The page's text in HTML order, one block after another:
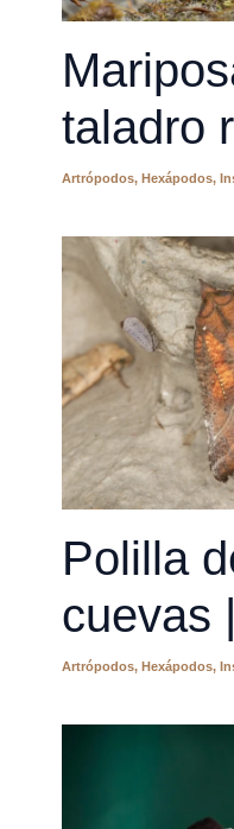
taladro
Cossus
Artrópodos, Hexápodos,
Polilla
cuevas |
Artrópodos, Hexápodos,